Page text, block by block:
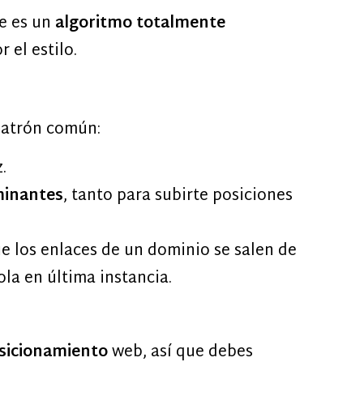
es un algoritmo totalmente
el estilo.
común:
, tanto para subirte posiciones
los enlaces de un dominio se salen de
en última instancia.
web, así que debes